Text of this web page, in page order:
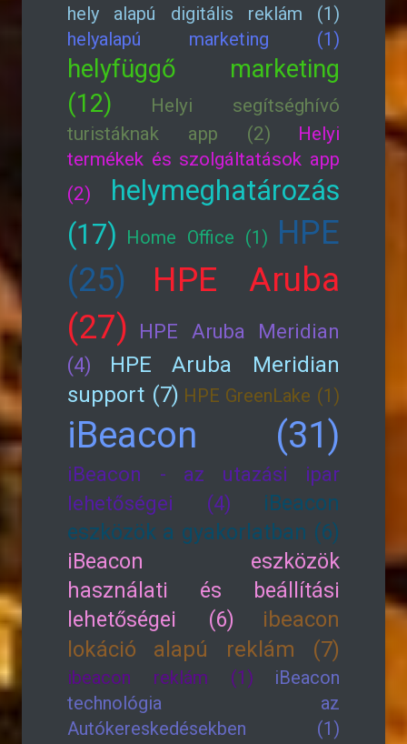
hely alapú digitális reklám (1)
helyalapú marketing (1)
helyfüggő marketing
(12)
Helyi segítséghívó
turistáknak app (2)
Helyi
termékek és szolgáltatások app
(2)
helymeghatározás
(17) Home Office (1) HPE
(25)
HPE Aruba
(27)
HPE Aruba Meridian
(4)
HPE Aruba Meridian
support (7) HPE GreenLake (1)
iBeacon (31)
iBeacon - az utazási ipar
lehetőségei (4)
iBeacon
eszközök a gyakorlatban (6)
iBeacon eszközök
használati és beállítási
lehetőségei (6)
ibeacon
lokáció alapú reklám (7)
ibeacon reklám (1)
iBeacon
technológia az
Autókereskedésekben (1)